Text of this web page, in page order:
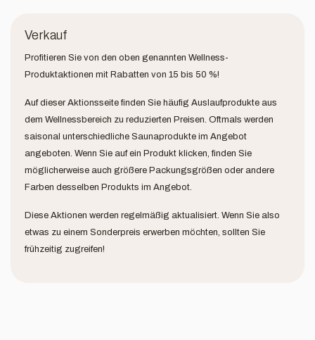
Verkauf
Profitieren Sie von den oben genannten Wellness-
Produktaktionen mit Rabatten von 15 bis 50 %!
Auf dieser Aktionsseite finden Sie häufig Auslaufprodukte aus
dem Wellnessbereich zu reduzierten Preisen. Oftmals werden
saisonal unterschiedliche Saunaprodukte im Angebot
angeboten. Wenn Sie auf ein Produkt klicken, finden Sie
möglicherweise auch größere Packungsgrößen oder andere
Farben desselben Produkts im Angebot.
Diese Aktionen werden regelmäßig aktualisiert. Wenn Sie also
etwas zu einem Sonderpreis erwerben möchten, sollten Sie
frühzeitig zugreifen!